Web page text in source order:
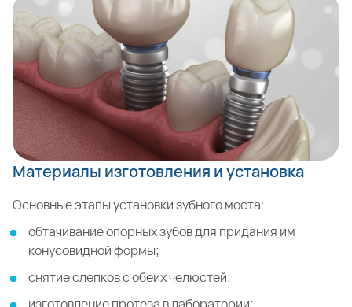
Материалы изготовления и установка
Основные этапы установки зубного моста:
обтачивание опорных зубов для придания им
конусовидной формы;
снятие слепков с обеих челюстей;